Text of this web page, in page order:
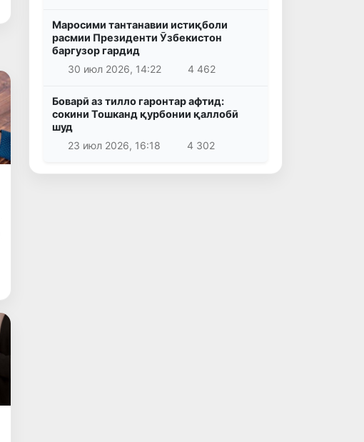
Маросими тантанавии истиқболи
расмии Президенти Ӯзбекистон
баргузор гардид
30 июл 2026, 14:22
4 462
Боварӣ аз тилло гаронтар афтид:
сокини Тошканд қурбонии қаллобӣ
шуд
23 июл 2026, 16:18
4 302